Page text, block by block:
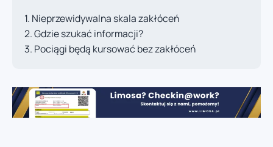
Nieprzewidywalna skala zakłóceń
Gdzie szukać informacji?
Pociągi będą kursować bez zakłóceń